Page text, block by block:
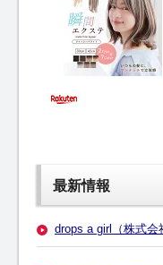
最新情報
drops a girl（株式会